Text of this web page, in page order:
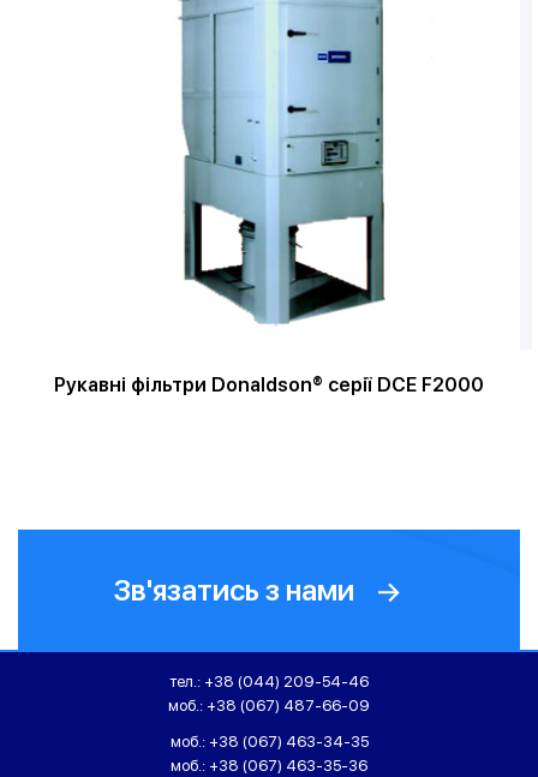
Рукавні фільтри Donaldson® серії DCE F2000
Зв'язатись з нами
тел.: +38 (044) 209-54-46
моб.: +38 (067) 487-66-09
моб.:+38 (067) 463-34-35
моб.: +38 (067) 463-35-36